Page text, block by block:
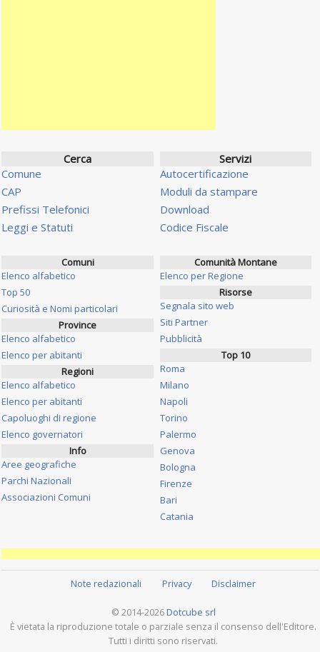
Cerca
Comune
CAP
Prefissi Telefonici
Leggi e Statuti
Servizi
Autocertificazione
Moduli da stampare
Download
Codice Fiscale
Comuni
Elenco alfabetico
Top 50
Curiosità e Nomi particolari
Province
Elenco alfabetico
Elenco per abitanti
Regioni
Elenco alfabetico
Elenco per abitanti
Capoluoghi di regione
Elenco governatori
Info
Aree geografiche
Parchi Nazionali
Associazioni Comuni
Comunità Montane
Elenco per Regione
Risorse
Segnala sito web
Siti Partner
Pubblicità
Top 10
Roma
Milano
Napoli
Torino
Palermo
Genova
Bologna
Firenze
Bari
Catania
Note redazionali Privacy Disclaimer
© 2014-2026 Dotcube srl
È vietata la riproduzione totale o parziale senza il consenso dell'Editore.
Tutti i diritti sono riservati.